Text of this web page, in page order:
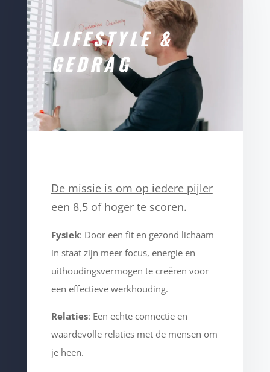
LIFESTYLE &
GEDRAG
De missie is om op iedere pijler
een 8,5 of hoger te scoren.
Fysiek: Door een fit en gezond lichaam
in staat zijn meer focus, energie en
uithoudingsvermogen te creëren voor
een effectieve werkhouding.
Relaties: Een echte connectie en
waardevolle relaties met de mensen om
je heen.